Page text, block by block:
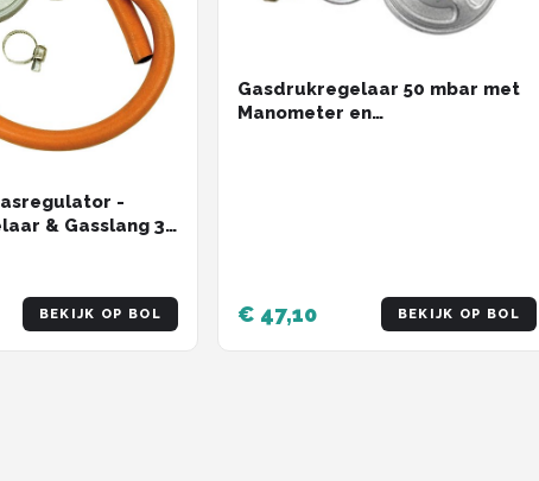
-
& Gasslang 30
BEKIJK OP BOL
Gasdrukregelaar 50 mbar met
Manometer en
€ 47,10 BEKIJK OP BOL